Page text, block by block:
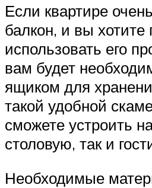
Если квартире
балкон, и вы
использовать его
вам будет
ящиком для
такой удобной
сможете устроить
столовую, так и
Необходимые